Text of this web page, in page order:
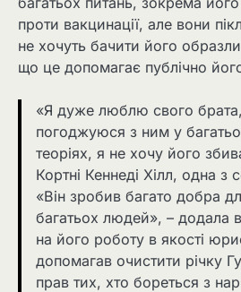
проти вакцинації, але вони
не хочуть бачити його
що це допомагає публічно
«Я дуже люблю свого
погоджуюся з ним у
теоріях, я не хочу його
Кортні Кеннеді Хілл, одна з
«Він зробив багато добра
багатьох людей», – додала
на його роботу в якості
допомагав очистити річку
прав тих, хто бореться з